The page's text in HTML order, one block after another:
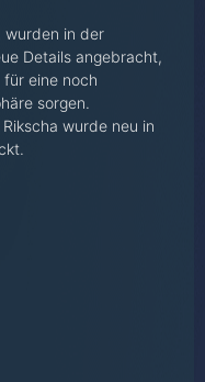
wurden in der
Details angebracht,
eine noch
sorgen.
wurde neu in